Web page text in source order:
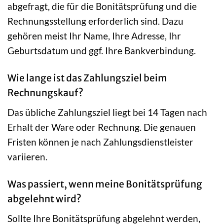
abgefragt, die für die Bonitätsprüfung und die
Rechnungsstellung erforderlich sind. Dazu
gehören meist Ihr Name, Ihre Adresse, Ihr
Geburtsdatum und ggf. Ihre Bankverbindung.
Wie lange ist das Zahlungsziel beim
Rechnungskauf?
Das übliche Zahlungsziel liegt bei 14 Tagen nach
Erhalt der Ware oder Rechnung. Die genauen
Fristen können je nach Zahlungsdienstleister
variieren.
Was passiert, wenn meine Bonitätsprüfung
abgelehnt wird?
Sollte Ihre Bonitätsprüfung abgelehnt werden,